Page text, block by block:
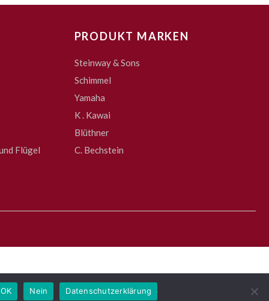
Flügel
PRODUKT MARKEN
Steinway & Sons
Schimmel
Yamaha
K . Kawai
Blüthner
C. Bechstein
OK Nein Datenschutzerklärung